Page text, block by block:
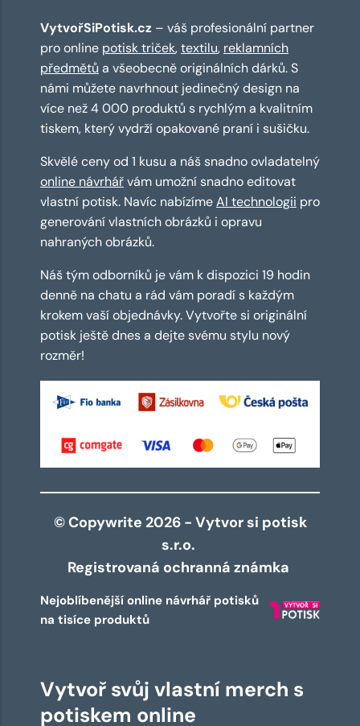
VytvořSiPotisk.cz – váš profesionální partner
pro online potisk triček,textilu, reklamních
předmětů a všeobecně originálních dárků. S
námi můžete navrhnout jedinečný design na
více než 4 000 produktů s rychlým a kvalitním
tiskem, který vydrží opakované praní i sušičku.
Skvělé ceny od 1 kusu a náš snadno ovladatelný
online návrhářvám umožní snadno editovat
vlastní potisk. Navíc nabízímeAI technologii pro
generování vlastních obrázků i opravu
nahraných obrázků.
Náš tým odborníků je vám k dispozici 19 hodin
denně na chatu a rád vám poradí s každým
krokem vaší objednávky. Vytvořte si originální
potisk ještě dnes a dejte svému stylu nový
rozměr!
© Copywrite 2026 - Vytvor si potisk
s.r.o.
Registrovaná ochranná známka
Nejoblíbenější online návrhář potisků
na tisíce produktů
Vytvoř svůj vlastní merch s
potiskem online